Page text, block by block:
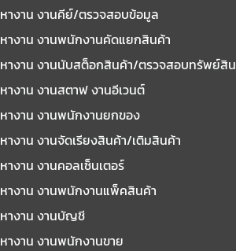
หางาน งานคีย์/ตรวจสอบข้อมูล
หางาน งานพนักงานคัดแยกสินค้า
หางาน งานนับสต็อกสินค้า/ตรวจสอบทรัพย์สิน
หางาน งานสตาฟ งานอีเวนต์
หางาน งานพนักงานยกของ
หางาน งานจัดเรียงสินค้า/เติมสินค้า
หางาน งานคอลเซ็นเตอร์
หางาน งานพนักงานแพ็คสินค้า
หางาน งานบัญชี
หางาน งานพนักงานขาย